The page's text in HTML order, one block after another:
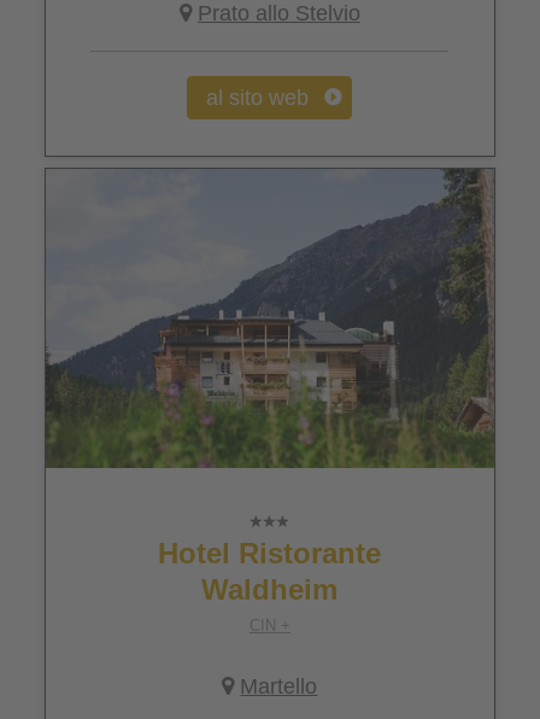
Prato allo Stelvio
al sito web
Hotel Ristorante
Waldheim
CIN +
Martello